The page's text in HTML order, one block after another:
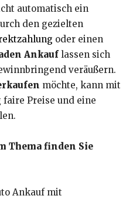
automatisch ein
den gezielten
oder einen
Ankauf lassen sich
veräußern.
möchte, kann mit
Preise und eine
Thema finden Sie
Ankauf mit